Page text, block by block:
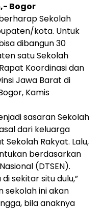
Bogor
Sekolah
kota. Untuk
dibangun 30
satu Sekolah
Koordinasi dan
Jawa Barat di
Kamis
sasaran Sekolah
dari keluarga
Sekolah Rakyat. Lalu,
berdasarkan
(DTSEN).
sekitar situ dulu,”
sekolah ini akan
bila anaknya